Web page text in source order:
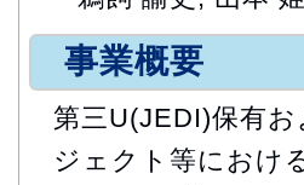
事業概要
第三U(JEDI)保有
ジェクト等におけ